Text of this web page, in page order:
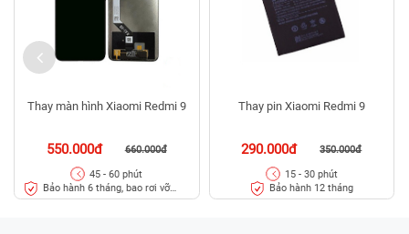
Thay màn hình Xiaomi Redmi 9
550.000đ 660.000đ
45 - 60 phút
Bảo hành 6 tháng, bao rơi vỡ
kính
Thay pin Xiaomi Redmi 9
290.000đ 350.000đ
15 - 30 phút
Bảo hành 12 tháng